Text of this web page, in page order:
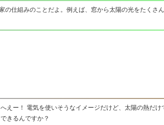
仕組みのことだよ。例えば、窓から太陽の光をたくさ
へえー！ 電気を使いそうなイメージだけど、太陽の熱だけ
できるんですか？